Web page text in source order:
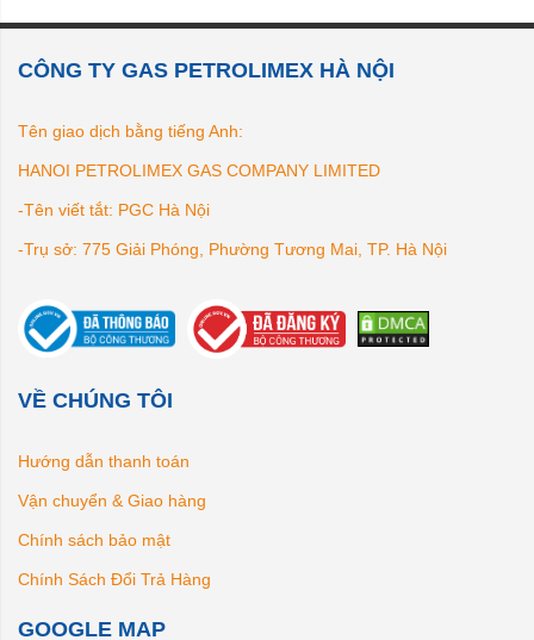
CÔNG TY GAS PETROLIMEX HÀ NỘI
Tên giao dịch bằng tiếng Anh:
HANOI PETROLIMEX GAS COMPANY LIMITED
-Tên viết tắt: PGC Hà Nội
-Trụ sở: 775 Giải Phóng, Phường Tương Mai, TP. Hà Nội
VỀ CHÚNG TÔI
Hướng dẫn thanh toán
Vận chuyển & Giao hàng
Chính sách bảo mật
Chính Sách Đổi Trả Hàng
GOOGLE MAP